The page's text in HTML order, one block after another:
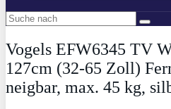
Vogels EFW6345 TV
127cm (32-65 Zoll)
neigbar, max. 45 kg,